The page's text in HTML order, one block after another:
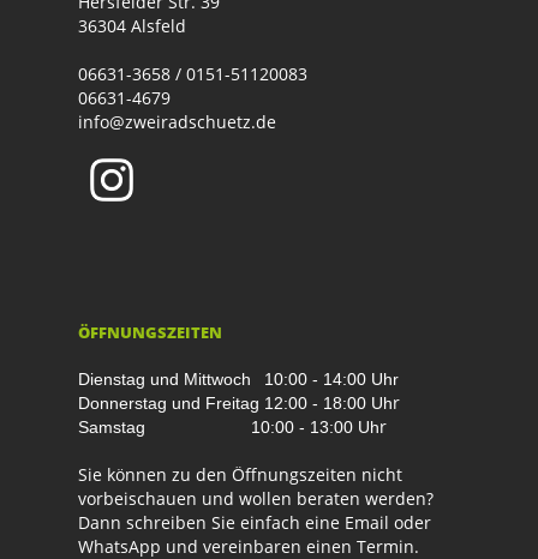
36304 Alsfeld
06631-3658 / 0151-51120083
06631-4679
info@zweiradschuetz.de
ÖFFNUNGSZEITEN
Dienstag und Mittwoch
10:00 - 14:00 Uhr
Donnerstag und Freitag 12:00 - 18:00 Uhr
Samstag 10:00 - 13:00 Uhr
Sie können zu den Öffnungszeiten nicht
vorbeischauen und wollen beraten werden?
Dann schreiben Sie einfach eine Email oder
WhatsApp und vereinbaren einen Termin.